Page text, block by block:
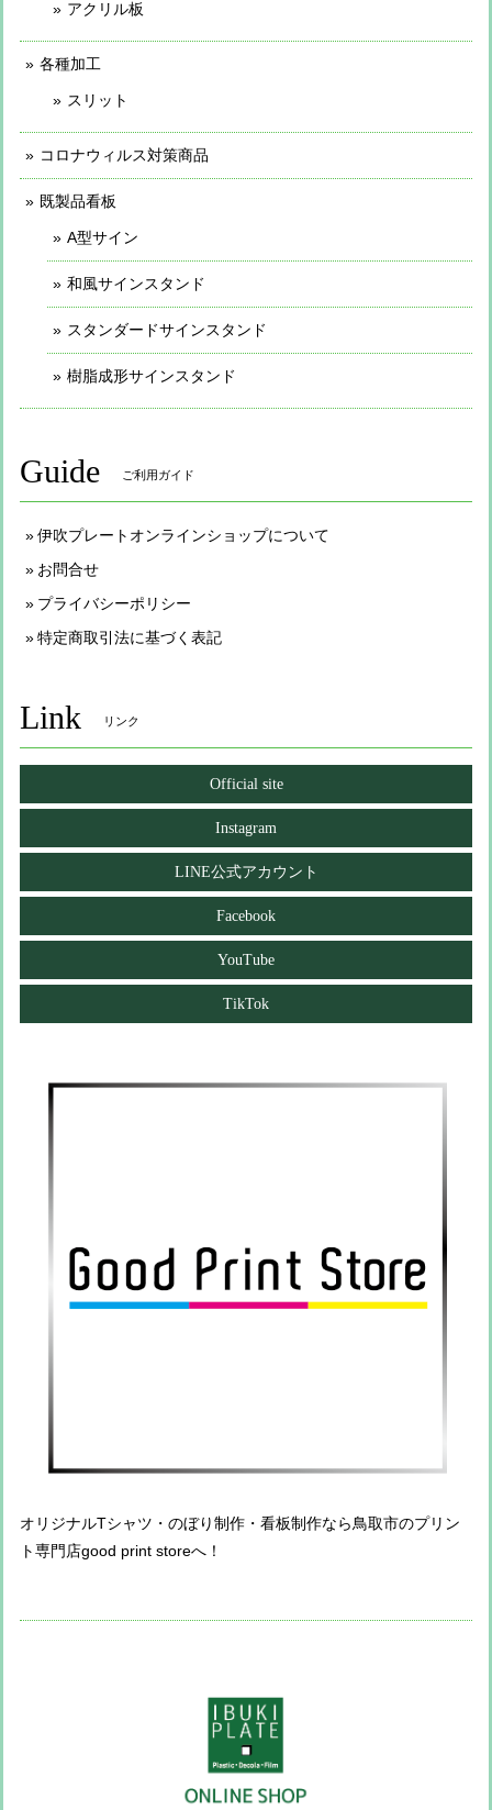
アクリル板
各種加工
スリット
コロナウィルス対策商品
既製品看板
A型サイン
和風サインスタンド
スタンダードサインスタンド
樹脂成形サインスタンド
Guide ご利用ガイド
伊吹プレートオンラインショップについて
お問合せ
プライバシーポリシー
特定商取引法に基づく表記
Link リンク
Official site
Instagram
LINE公式アカウント
Facebook
YouTube
TikTok
オリジナルTシャツ・のぼり制作・看板制作なら鳥取市のプリン
ト専門店good print storeへ！